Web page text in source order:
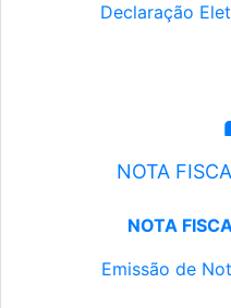
Declaração
NOTA
NOTA
Emissão de